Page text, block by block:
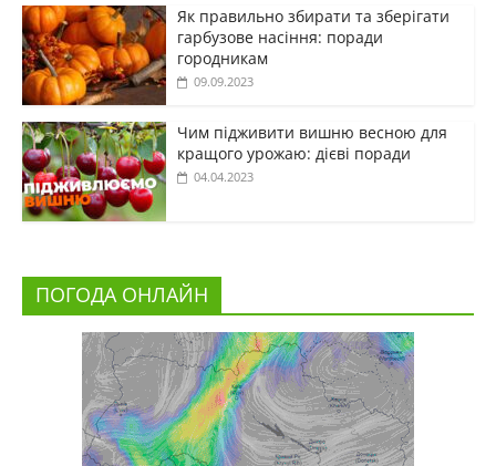
Як правильно збирати та зберігати
гарбузове насіння: поради
городникам
09.09.2023
Чим підживити вишню весною для
кращого урожаю: дієві поради
04.04.2023
ПОГОДА ОНЛАЙН